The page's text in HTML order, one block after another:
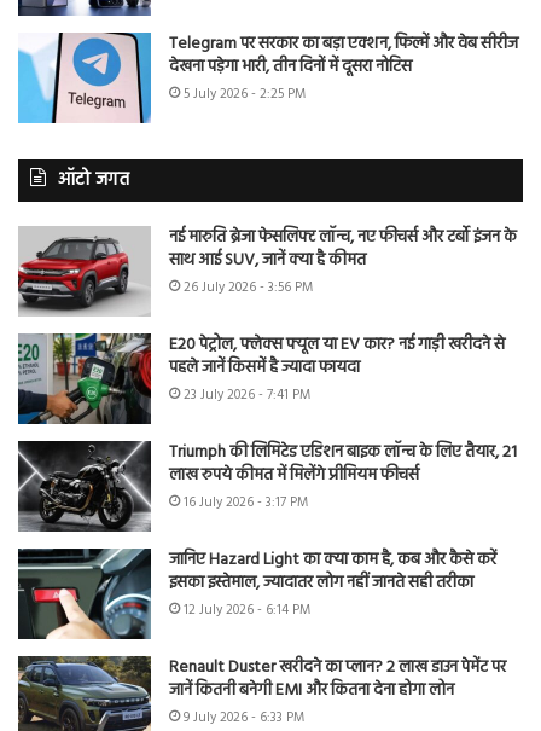
Telegram पर सरकार का बड़ा एक्शन, फिल्में और वेब सीरीज
देखना पड़ेगा भारी, तीन दिनों में दूसरा नोटिस
5 July 2026 - 2:25 PM
ऑटो जगत
नई मारुति ब्रेजा फेसलिफ्ट लॉन्च, नए फीचर्स और टर्बो इंजन के
साथ आई SUV, जानें क्या है कीमत
26 July 2026 - 3:56 PM
E20 पेट्रोल, फ्लेक्स फ्यूल या EV कार? नई गाड़ी खरीदने से
पहले जानें किसमें है ज्यादा फायदा
23 July 2026 - 7:41 PM
Triumph की लिमिटेड एडिशन बाइक लॉन्च के लिए तैयार, 21
लाख रुपये कीमत में मिलेंगे प्रीमियम फीचर्स
16 July 2026 - 3:17 PM
जानिए Hazard Light का क्या काम है, कब और कैसे करें
इसका इस्तेमाल, ज्यादातर लोग नहीं जानते सही तरीका
12 July 2026 - 6:14 PM
Renault Duster खरीदने का प्लान? 2 लाख डाउन पेमेंट पर
जानें कितनी बनेगी EMI और कितना देना होगा लोन
9 July 2026 - 6:33 PM